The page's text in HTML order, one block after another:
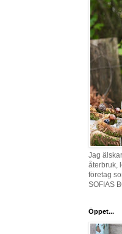
Jag
återbruk,
företag
SOFIAS
Öppet...